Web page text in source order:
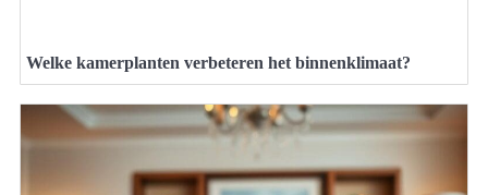
Welke kamerplanten verbeteren het binnenklimaat?